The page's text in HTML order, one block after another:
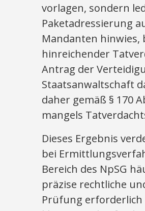
vorlagen, sondern
Paketadressierung
Mandanten hinwies,
hinreichender
Antrag der
Staatsanwaltschaft
daher gemäß § 170
mangels
Dieses Ergebnis
bei
Bereich des NpSG
präzise rechtliche
Prüfung erforderlich